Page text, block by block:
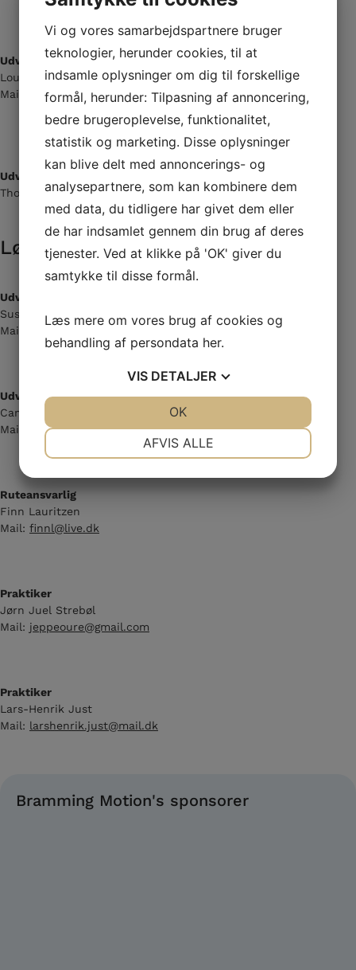
Udvalgsmedlem (Løb)
Louise Hyldgaard Hansen
Mail:
lus811@hotmail.com
Udvalgsmedlem (Løb)
Thomas Sandager Engvang
Løbsudvalget
Udvalgsmedlem (Løb)
Susan Tran
Mail:
Udvalgsmedlem(Løb)
Camilla Dalgaard
Mail:
cdalgaard1977@gmail.com
Ruteansvarlig
Finn Lauritzen
Mail: finnl@live.dk
Praktiker
Jørn Juel Strebøl
Mail: jeppeoure@gmail.com
Praktiker
Lars-Henrik Just
Mail: larshenrik.just@mail.dk
Bramming Motion's sponsorer
Vi og vores samarbejdspartnere bruger
teknologier, herunder cookies, til at
indsamle oplysninger om dig til forskellige
formål, herunder: Tilpasning af annoncering,
bedre brugeroplevelse, funktionalitet,
statistik og marketing. Disse oplysninger
kan blive delt med annoncerings- og
analysepartnere, som kan kombinere dem
med data, du tidligere har givet dem eller
de har indsamlet gennem din brug af deres
tjenester. Ved at klikke på 'OK' giver du
samtykke til disse formål.
Læs mere om vores brug af cookies og
behandling af persondata her.
VIS DETALJER
AFVIS ALLE
OK